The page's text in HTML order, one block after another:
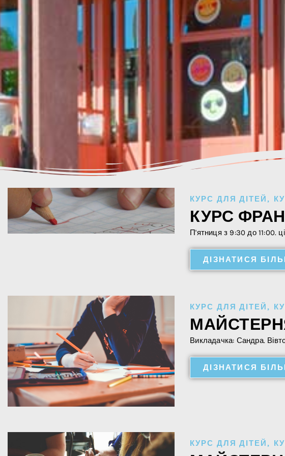
КУРС ДЛЯ ДІТЕЙ ,
КУРС
П'ятниця з 9:30 до 11:00.
ДІЗНАТИСЯ
КУРС ДЛЯ ДІТЕЙ ,
Викладачка: Сандра.
ДІЗНАТИСЯ
КУРС ДЛЯ ДІТЕЙ ,